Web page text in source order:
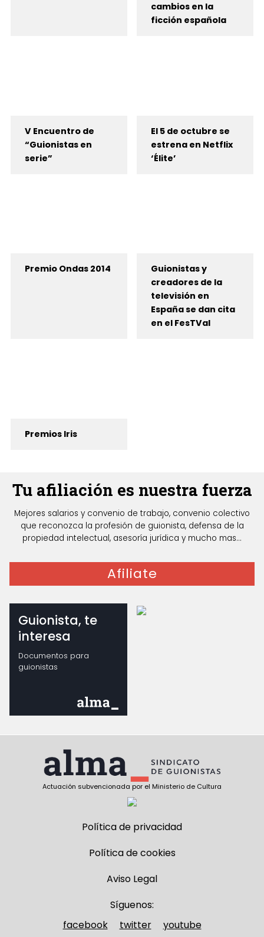
cambios en la
ficción española
V Encuentro de
“Guionistas en
serie”
El 5 de octubre se
estrena en Netflix
‘Élite’
Premio Ondas 2014
Guionistas y
creadores de la
televisión en
España se dan cita
en el FesTVal
Premios Iris
Tu afiliación es nuestra fuerza
Mejores salarios y convenio de trabajo, convenio colectivo
que reconozca la profesión de guionista, defensa de la
propiedad intelectual, asesoría jurídica y mucho mas...
Afiliate
Guionista, te
interesa
Documentos para
guionistas
Actuación subvencionada por el Ministerio de Cultura
Política de privacidad
Política de cookies
Aviso Legal
Síguenos:
facebook
twitter youtube